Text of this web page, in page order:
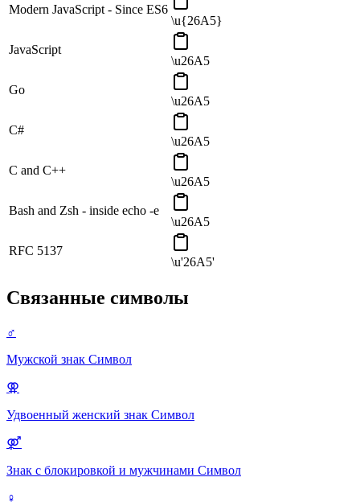
Modern JavaScript - Since ES6
\u{26A5}
JavaScript
\u26A5
Go
\u26A5
C#
\u26A5
C and C++
\u26A5
Bash and Zsh - inside echo -e
\u26A5
RFC 5137
\u'26A5'
Связанные символы
♂
Мужской знак Символ
⚢
Удвоенный женский знак Символ
⚤
Знак с блокировкой и мужчинами Символ
♀